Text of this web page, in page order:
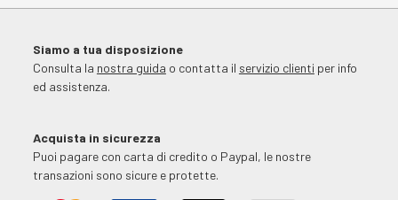
Siamo a tua disposizione
Consulta la nostra guida o contatta il servizio clienti per info
ed assistenza.
Acquista in sicurezza
Puoi pagare con carta di credito o Paypal, le nostre
transazioni sono sicure e protette.